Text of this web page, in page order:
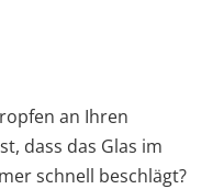
an Ihren
dass das Glas im
schnell beschlägt?